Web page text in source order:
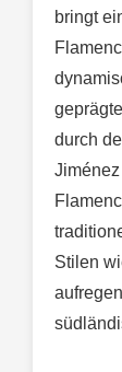
bringt
durch
Stilen